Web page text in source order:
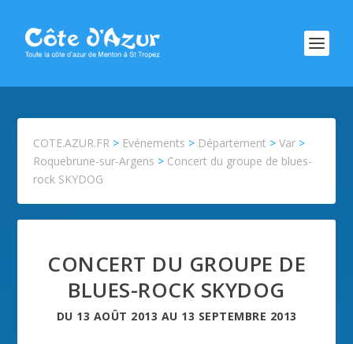
COTE.AZUR.FR > Evénements > Département >Var >
Roquebrune-sur-Argens > Concert du groupe de blues-
rock SKYDOG
CONCERT DU GROUPE DE
BLUES-ROCK SKYDOG
DU 13 AOÛT 2013 AU 13 SEPTEMBRE 2013